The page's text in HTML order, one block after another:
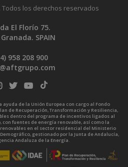
Todos los derechos reservados
El Florío 75.
SPAIN
958 208 900
ayuda de la Unión Europea con cargo al Fondo
de Recuperación, Transformación y Resiliencia,
dentro del programa de incentivos ligados al
fuentes de energía renovable, así como la
en el sector residencial del Ministerio
gestionado por la Junta de Andalucía,
Andaluza de la Energía.